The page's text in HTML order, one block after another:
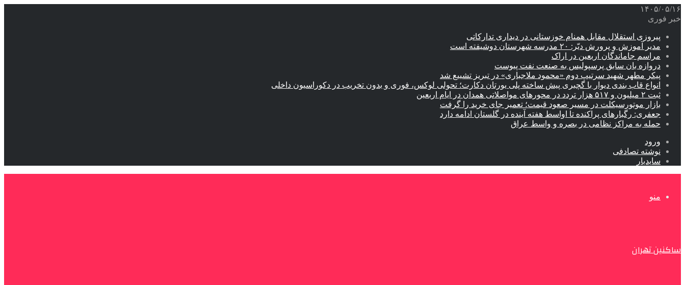
۱۴۰۵/۰۵/۱۶
خبر فوری
پیروزی استقلال مقابل همنام خوزستانی در دیداری تدارکاتی
مدیر آموزش و پرورش دیّر: ۲۰ مدرسه شهرستان دوشیفته است
مراسم جاماندگان اربعین در اراک
دروازه بان سابق پرسپولیس به صنعت نفت پیوست
پیکر مطهر شهید سرتیپ دوم «محمود ملاجباری» در تبریز تشییع شد
انواع قاب بندی دیوار با گچبری پیش ساخته پلی یورتان دکارت؛ تحولی لوکس، فوری و بدون تخریب در دکوراسیون داخلی
ثبت ۲ میلیون و ۵۱۷ هزار تردد در محورهای مواصلاتی همدان در ایام اربعین
بازار موتورسیکلت در مسیر صعود قیمت؛ تعمیر جای خرید را گرفت
جعفری: رگبارهای پراکنده تا اواسط هفته آینده در گلستان ادامه دارد
حمله به مراکز نظامی در بصره و واسط عراق
ورود
نوشته تصادفی
سایدبار
منو
ساکنین تهران